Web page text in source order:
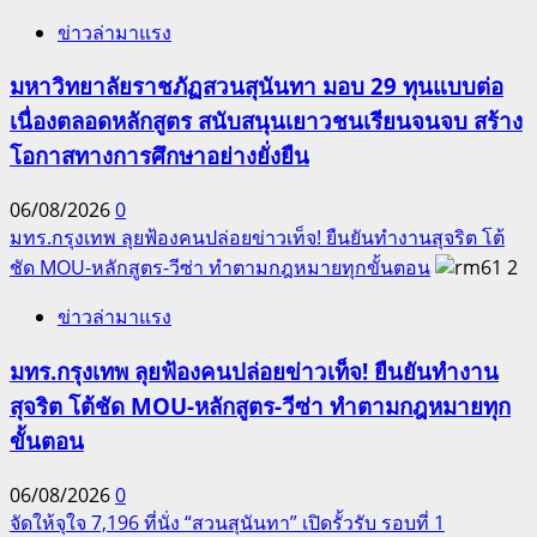
‘หนู
น้อย
จ้าว
เวหา’
ข่าวล่ามาแรง
มหาวิทยาลัยราชภัฏสวนสุนันทา มอบ 29 ทุนแบบต่อ
เนื่องตลอดหลักสูตร สนับสนุนเยาวชนเรียนจนจบ สร้าง
โอกาสทางการศึกษาอย่างยั่งยืน
06/08/20260
มทร.กรุงเทพ ลุยฟ้องคนปล่อยข่าวเท็จ! ยืนยันทำงานสุจริต โต้
ชัด MOU-หลักสูตร-วีซ่า ทำตามกฎหมายทุกขั้นตอน
2
ข่าวล่ามาแรง
มทร.กรุงเทพ ลุยฟ้องคนปล่อยข่าวเท็จ! ยืนยันทำงาน
สุจริต โต้ชัด MOU-หลักสูตร-วีซ่า ทำตามกฎหมายทุก
ขั้นตอน
06/08/20260
จัดให้จุใจ 7,196 ที่นั่ง “สวนสุนันทา” เปิดรั้วรับ รอบที่ 1